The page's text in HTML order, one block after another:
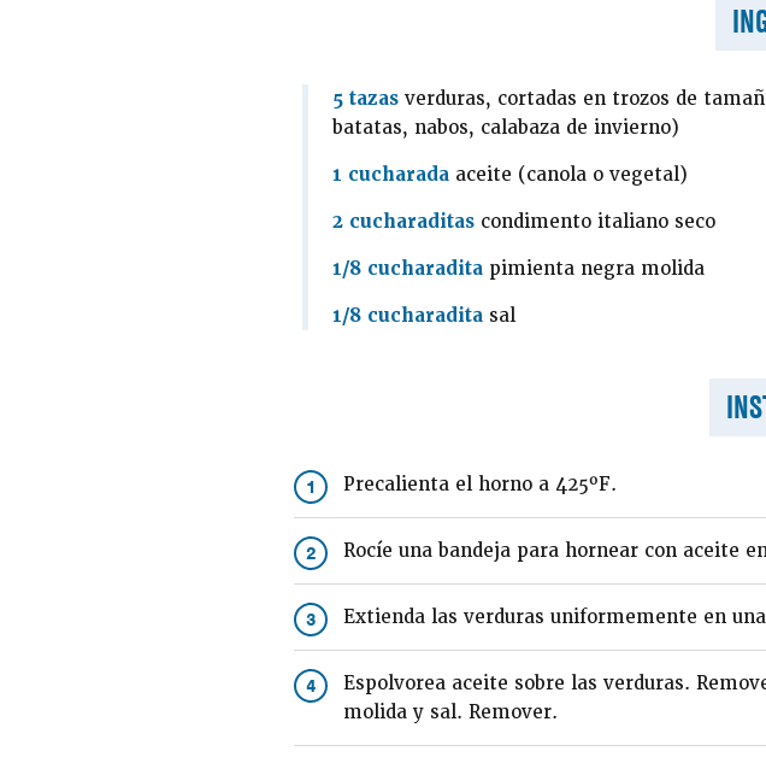
5 tazas verduras, cortadas en trozos de
batatas, nabos, calabaza de invierno)
1 cucharada aceite (canola o vegetal)
2 cucharaditas condimento italiano seco
1/8 cucharadita pimienta negra molida
1/8 cucharadita sal
1 Precalienta el horno a 425ºF.
2 Rocíe una bandeja para hornear con aceite
3 Extienda las verduras uniformemente en
4
Espolvorea aceite sobre las verduras.
molida y sal. Remover.